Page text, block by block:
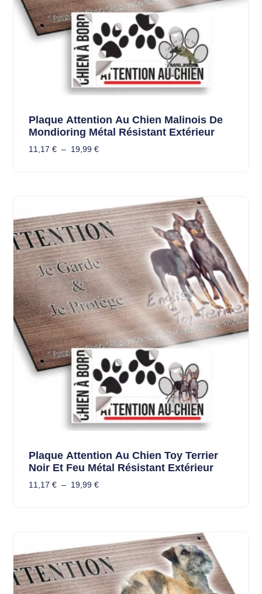
Plaque Attention Au Chien Malinois De
Mondioring Métal Résistant Extérieur
11,17 € – 19,99 €
Plaque Attention Au Chien Toy Terrier
Noir Et Feu Métal Résistant Extérieur
11,17 € – 19,99 €